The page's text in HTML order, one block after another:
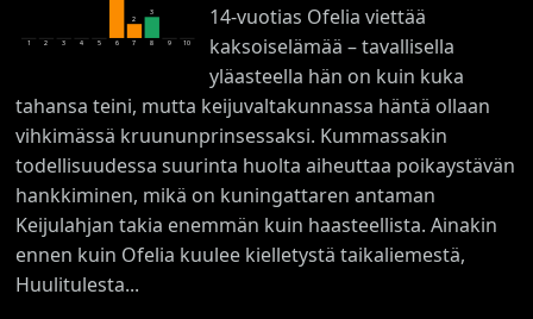
1 2 3 4 5 6
2
7
3
8 9 10
14-vuotias Ofelia viettää
kaksoiselämää – tavallisella
yläasteella hän on kuin kuka
tahansa teini, mutta keijuvaltakunnassa häntä ollaan
vihkimässä kruununprinsessaksi. Kummassakin
todellisuudessa suurinta huolta aiheuttaa poikaystävän
hankkiminen, mikä on kuningattaren antaman
Keijulahjan takia enemmän kuin haasteellista. Ainakin
ennen kuin Ofelia kuulee kielletystä taikaliemestä,
Huulitulesta...